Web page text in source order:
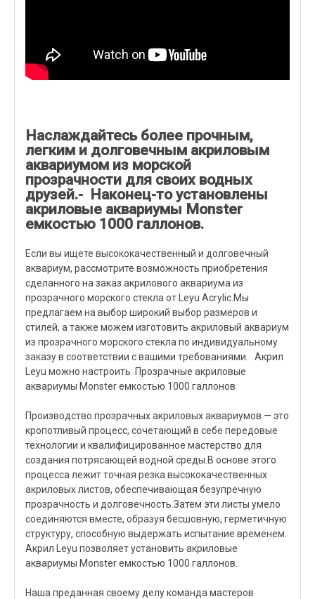
Наслаждайтесь более прочным,
легким и долговечным акриловым
аквариумом из морской
прозрачности для своих водных
друзей.- Наконец-то установлены
акриловые аквариумы Monster
емкостью 1000 галлонов.
Если вы ищете высококачественный и долговечный
аквариум, рассмотрите возможность приобретения
сделанного на заказ акрилового аквариума из
прозрачного морского стекла от Leyu Acrylic.Мы
предлагаем на выбор широкий выбор размеров и
стилей, а также можем изготовить акриловый аквариум
из прозрачного морского стекла по индивидуальному
заказу в соответствии с вашими требованиями. Акрил
Leyu можно настроить Прозрачные акриловые
аквариумы Monster емкостью 1000 галлонов
Производство прозрачных акриловых аквариумов — это
кропотливый процесс, сочетающий в себе передовые
технологии и квалифицированное мастерство для
создания потрясающей водной среды.В основе этого
процесса лежит точная резка высококачественных
акриловых листов, обеспечивающая безупречную
прозрачность и долговечность.Затем эти листы умело
соединяются вместе, образуя бесшовную, герметичную
структуру, способную выдержать испытание временем.
Акрил Leyu позволяет установить акриловые
аквариумы Monster емкостью 1000 галлонов.
Наша преданная своему делу команда мастеров